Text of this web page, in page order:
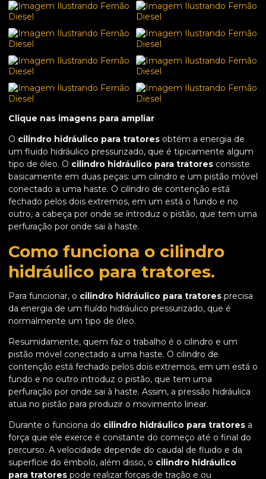
Clique nas imagens para ampliar
O cilindro hidráulico para tratores obtém a energia de
um fluido hidráulico pressurizado, que é tipicamente algum
tipo de óleo. O cilindro hidráulico para tratores consiste
basicamente em duas peças: um cilindro e um pistão móvel
conectado a uma haste. O cilindro de contenção está
fechado pelos dois extremos, em um está o fundo e no
outro, a cabeça por onde se introduz o pistão, que tem uma
perfuração por onde sai à haste.
Como funciona o cilindro
hidráulico para tratores.
Para funcionar, o cilindro hidráulico para tratores precisa
da energia de um fluído hidráulico pressurizado, que é
normalmente um tipo de óleo.
Resumidamente, quem faz o trabalho é o cilindro e um
pistão móvel conectado a uma haste. O cilindro de
contenção está fechado pelos dois extremos, em um está o
fundo e no outro introduz o pistão, que tem uma
perfuração por onde sai à haste. Assim, a pressão hidráulica
atua no pistão para produzir o movimento linear.
Durante o funciona do cilindro hidráulico para tratores a
força que ele exerce é constante do começo até o final do
percurso. A velocidade depende do caudal de fluido e da
superfície do êmbolo, além disso, o cilindro hidráulico
para tratores pode realizar forças de tração e ou